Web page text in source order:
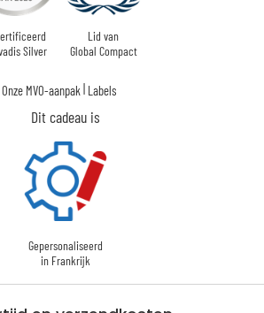
Silver
Lid van
Global Compact
Onze MVO-aanpak | Labels
Dit cadeau is
Gepersonaliseerd
in Frankrijk